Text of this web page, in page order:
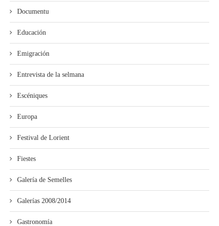
Documentu
Educación
Emigración
Entrevista de la selmana
Escéniques
Europa
Festival de Lorient
Fiestes
Galería de Semelles
Galerías 2008/2014
Gastronomía